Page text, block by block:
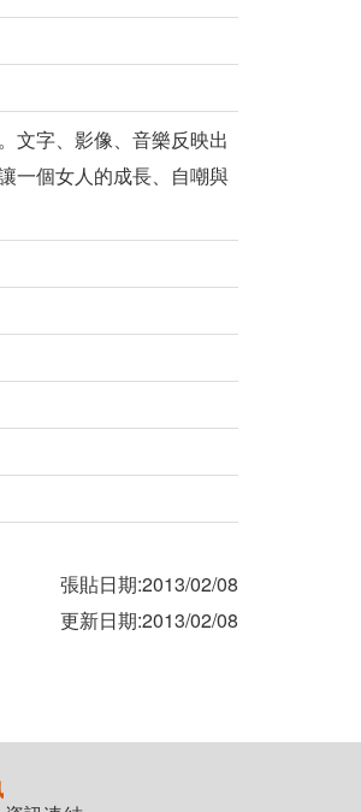
文字、影像、音樂反映出
一個女人的成長、自嘲與
張貼日期:2013/02/08
更新日期:2013/02/08